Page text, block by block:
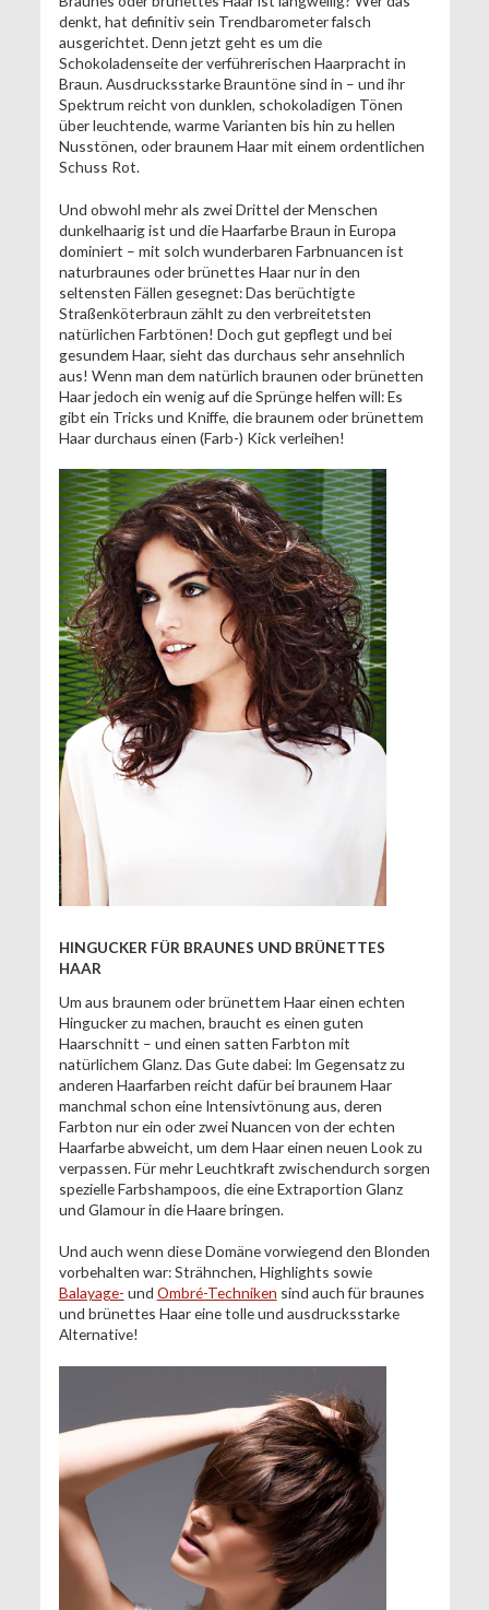
denkt, hat definitiv sein Trendbarometer falsch
ausgerichtet. Denn jetzt geht es um die
Schokoladenseite der verführerischen Haarpracht in
Braun. Ausdrucksstarke Brauntöne sind in – und ihr
Spektrum reicht von dunklen, schokoladigen Tönen
über leuchtende, warme Varianten bis hin zu hellen
Nusstönen, oder braunem Haar mit einem ordentlichen
Schuss Rot.
Und obwohl mehr als zwei Drittel der Menschen
dunkelhaarig ist und die Haarfarbe Braun in Europa
dominiert – mit solch wunderbaren Farbnuancen ist
naturbraunes oder brünettes Haar nur in den
seltensten Fällen gesegnet: Das berüchtigte
Straßenköterbraun zählt zu den verbreitetsten
natürlichen Farbtönen! Doch gut gepflegt und bei
gesundem Haar, sieht das durchaus sehr ansehnlich
aus! Wenn man dem natürlich braunen oder brünetten
Haar jedoch ein wenig auf die Sprünge helfen will: Es
gibt ein Tricks und Kniffe, die braunem oder brünettem
Haar durchaus einen (Farb-) Kick verleihen!
HINGUCKER FÜR BRAUNES UND BRÜNETTES
HAAR
Um aus braunem oder brünettem Haar einen echten
Hingucker zu machen, braucht es einen guten
Haarschnitt – und einen satten Farbton mit
natürlichem Glanz. Das Gute dabei: Im Gegensatz zu
anderen Haarfarben reicht dafür bei braunem Haar
manchmal schon eine Intensivtönung aus, deren
Farbton nur ein oder zwei Nuancen von der echten
Haarfarbe abweicht, um dem Haar einen neuen Look zu
verpassen. Für mehr Leuchtkraft zwischendurch sorgen
spezielle Farbshampoos, die eine Extraportion Glanz
und Glamour in die Haare bringen.
Und auch wenn diese Domäne vorwiegend den Blonden
vorbehalten war: Strähnchen, Highlights sowie
Balayage- und Ombré-Techniken sind auch für braunes
und brünettes Haar eine tolle und ausdrucksstarke
Alternative!